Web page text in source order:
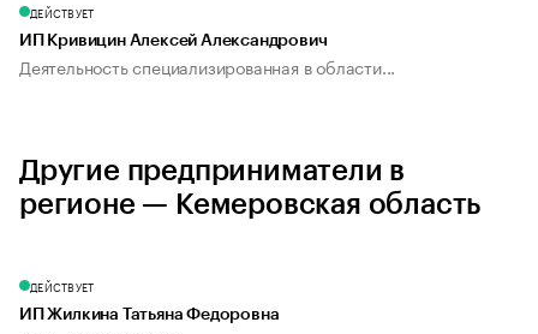
ДЕЙСТВУЕТ
ИП Кривицин Алексей Александрович
Деятельность специализированная в области...
Другие предприниматели в
регионе — Кемеровская область
ДЕЙСТВУЕТ
ИП Жилкина Татьяна Федоровна